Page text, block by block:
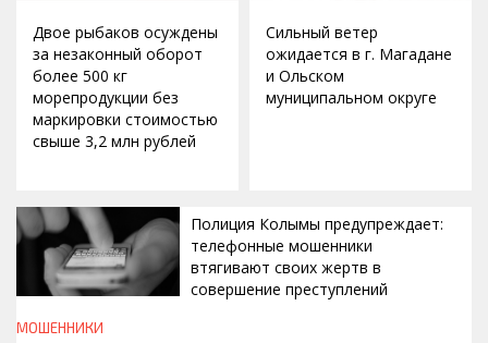
Двое рыбаков осуждены
за незаконный оборот
более 500 кг
морепродукции без
маркировки стоимостью
свыше 3,2 млн рублей
Сильный ветер
ожидается в г. Магадане
и Ольском
муниципальном округе
ВЧЕРА, 19:00
Полиция Колымы предупреждает:
телефонные мошенники
втягивают своих жертв в
совершение преступлений
МОШЕННИКИ